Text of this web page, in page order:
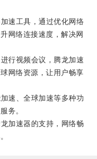
速工具，通过优化网络
网络连接速度，解决网
行视频会议，腾龙加速
网络资源，让用户畅享
速、全球加速等多种功
务。
加速器的支持，网络畅